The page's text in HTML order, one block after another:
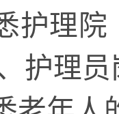
理院（
护理